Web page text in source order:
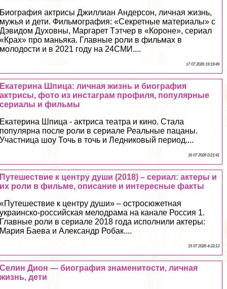
Биография актрисы Джиллиан Андерсон, личная жизнь,
мужья и дети. Фильмография: «Секретные материалы» с
Дэвидом Духовны, Маргарет Тэтчер в «Короне», сериал
«Крах» про маньяка. Главные роли в фильмах в
молодости и в 2021 году на 24СМИ....
17 07 2026 19:19:49
Екатерина Шпица: личная жизнь и биография
актрисы, фото из инстаграм профиля, популярные
сериалы и фильмы
Екатерина Шпица - актриса театра и кино. Стала
популярна после роли в сериале Реальные пацаны.
Участница шоу Точь в точь и Ледниковый период....
16 07 2026 0:21:41
Путешествие к центру души (2018) – сериал: актеры и
их роли в фильме, описание и интересные факты
«Путешествие к центру души» – остросюжетная
украинско-российская мелодрама на канале Россия 1.
Главные роли в сериале 2018 года исполнили актеры:
Мария Баева и Александр Робак....
15 07 2026 4:33:13
Селин Дион — биография знаменитости, личная
жизнь, дети